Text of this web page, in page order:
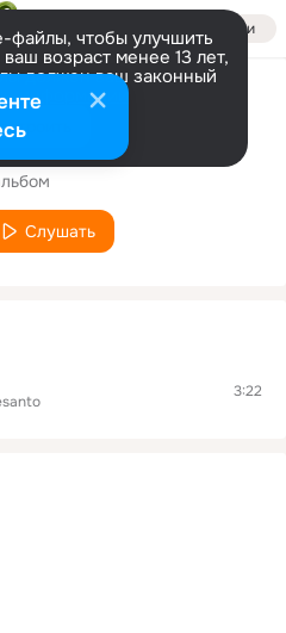
Войти
чтобы улучшить
возраст менее 13 лет,
должен ваш законный
информации
Слушать
3:22